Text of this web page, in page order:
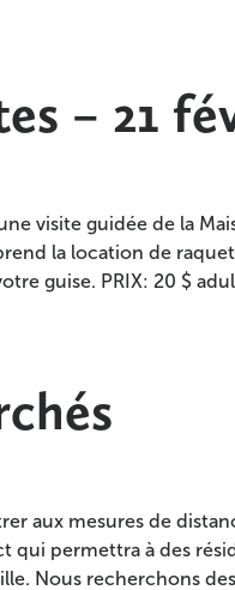
– 21
visite guidée de la
la location de
guise. PRIX: 20 $
aux mesures de
qui permettra à des
Nous recherchons